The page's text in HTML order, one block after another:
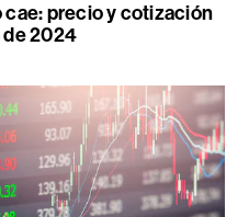
precio y cotización
de 2024